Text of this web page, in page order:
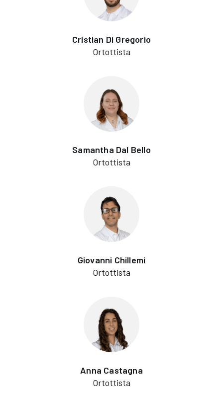
Cristian Di Gregorio
Ortottista
Samantha Dal Bello
Ortottista
Giovanni Chillemi
Ortottista
Anna Castagna
Ortottista